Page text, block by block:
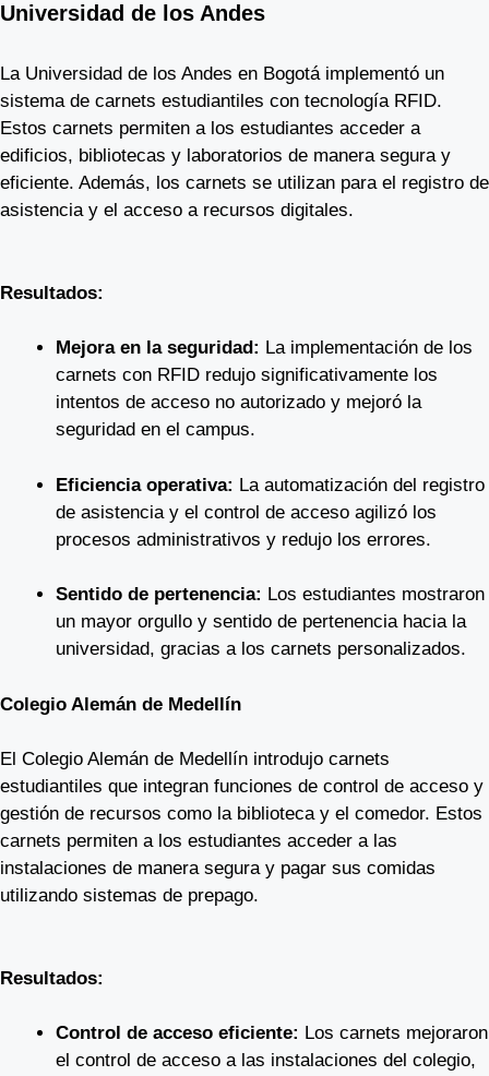
Universidad de los Andes
La Universidad de los Andes en Bogotá implementó un
sistema de carnets estudiantiles con tecnología RFID.
Estos carnets permiten a los estudiantes acceder a
edificios, bibliotecas y laboratorios de manera segura y
eficiente. Además, los carnets se utilizan para el registro de
asistencia y el acceso a recursos digitales.
Resultados:
Mejora en la seguridad: La implementación de los
carnets con RFID redujo significativamente los
intentos de acceso no autorizado y mejoró la
seguridad en el campus.
Eficiencia operativa: La automatización del registro
de asistencia y el control de acceso agilizó los
procesos administrativos y redujo los errores.
Sentido de pertenencia: Los estudiantes mostraron
un mayor orgullo y sentido de pertenencia hacia la
universidad, gracias a los carnets personalizados.
Colegio Alemán de Medellín
El Colegio Alemán de Medellín introdujo carnets
estudiantiles que integran funciones de control de acceso y
gestión de recursos como la biblioteca y el comedor. Estos
carnets permiten a los estudiantes acceder a las
instalaciones de manera segura y pagar sus comidas
utilizando sistemas de prepago.
Resultados:
Control de acceso eficiente: Los carnets mejoraron
el control de acceso a las instalaciones del colegio,